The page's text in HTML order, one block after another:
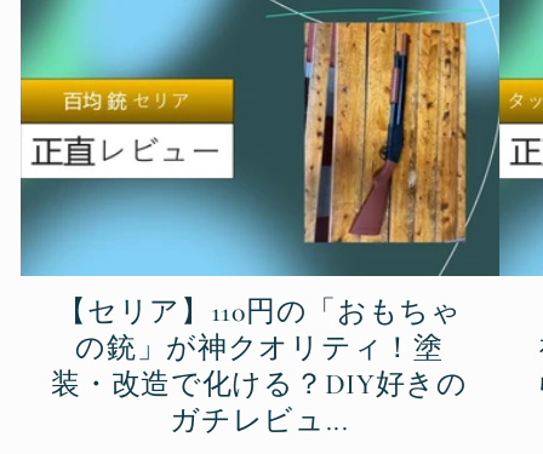
【セリア】110円の「おもちゃ
の銃」が神クオリティ！塗
装・改造で化ける？DIY好きの
ガチレビュ...